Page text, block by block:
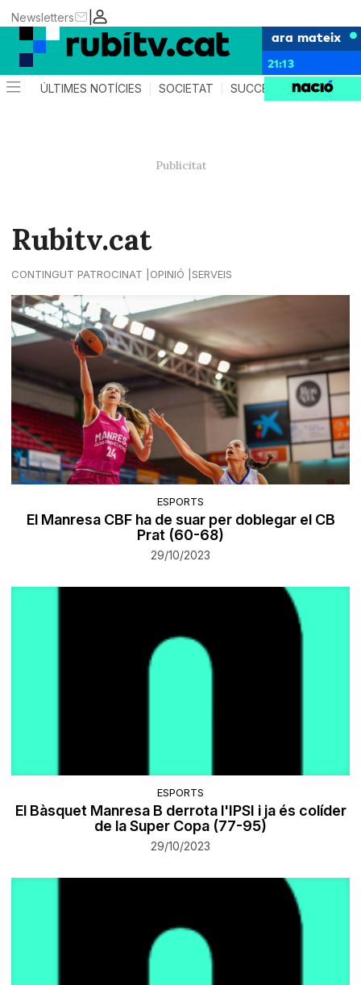
|
Newsletters
ara mateix
21:13
ÚLTIMES NOTÍCIES SOCIETAT SUCCESSOS
Rubitv.cat
CONTINGUT PATROCINAT OPINIÓ SERVEIS
ESPORTS
El Manresa CBF ha de suar per doblegar el CB
Prat (60-68)
29/10/2023
ESPORTS
El Bàsquet Manresa B derrota l'IPSI i ja és colíder
de la Super Copa (77-95)
29/10/2023